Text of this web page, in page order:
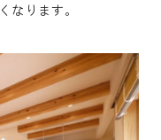
なります。